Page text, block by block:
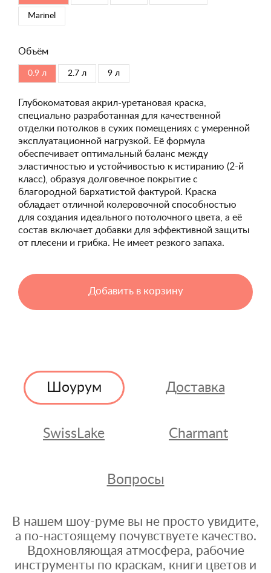
Marinel
Объём
0.9 л 2.7 л 9 л
Глубокоматовая акрил-уретановая краска,
специально разработанная для качественной
отделки потолков в сухих помещениях с умеренной
эксплуатационной нагрузкой. Её формула
обеспечивает оптимальный баланс между
эластичностью и устойчивостью к истиранию (2-й
класс), образуя долговечное покрытие с
благородной бархатистой фактурой. Краска
обладает отличной колеровочной способностью
для создания идеального потолочного цвета, а её
состав включает добавки для эффективной защиты
от плесени и грибка. Не имеет резкого запаха.
Добавить в корзину
Шоурум Доставка
SwissLake Charmant
Вопросы
В нашем шоу-руме вы не просто увидите,
а по-настоящему почувствуете качество.
Вдохновляющая атмосфера, рабочие
инструменты по краскам, книги цветов и